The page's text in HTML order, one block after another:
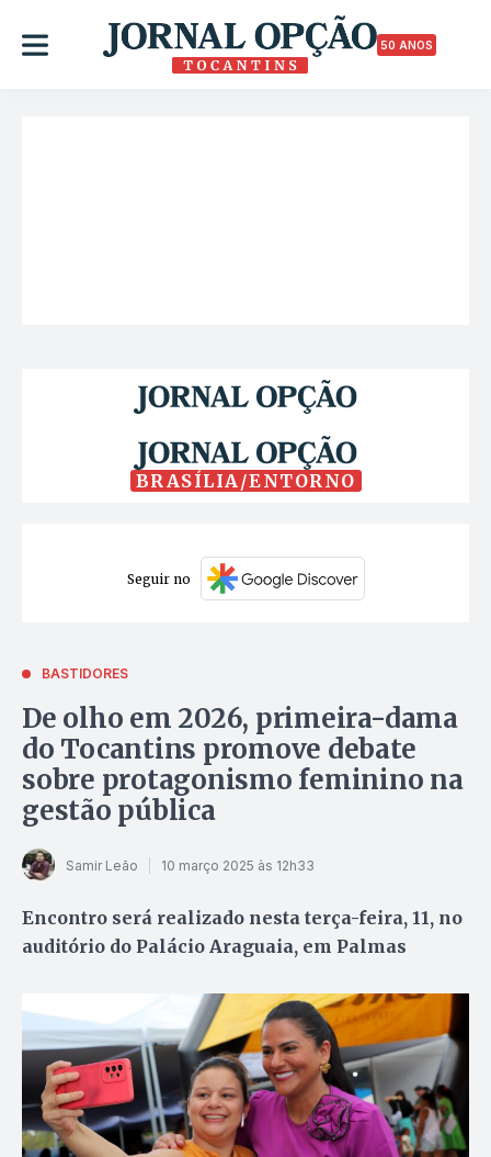
50 ANOS
BRASÍLIA/ENTORNO
Seguir no
BASTIDORES
De olho em 2026, primeira-dama
do Tocantins promove debate
sobre protagonismo feminino na
gestão pública
Samir Leão 10 março 2025 às 12h33
Encontro será realizado nesta terça-feira, 11, no
auditório do Palácio Araguaia, em Palmas